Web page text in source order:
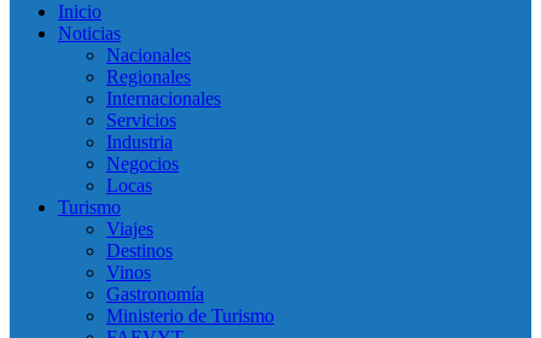
Inicio
Noticias
Nacionales
Regionales
Internacionales
Servicios
Industria
Negocios
Locas
Turismo
Viajes
Destinos
Vinos
Gastronomía
Ministerio de Turismo